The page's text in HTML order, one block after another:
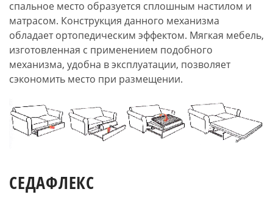
спальное место образуется сплошным настилом и
матрасом. Конструкция данного механизма
обладает ортопедическим эффектом. Мягкая мебель,
изготовленная с применением подобного
механизма, удобна в эксплуатации, позволяет
сэкономить место при размещении.
СЕДАФЛЕКС